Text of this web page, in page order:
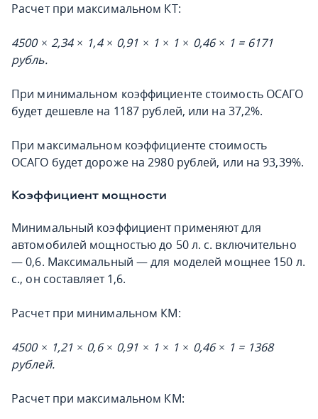
Расчет при максимальном КТ:
4500 × 2,34 × 1,4 × 0,91 × 1 × 1 × 0,46 × 1 = 6171
рубль.
При минимальном коэффициенте стоимость ОСАГО
будет дешевле на 1187 рублей, или на 37,2%.
При максимальном коэффициенте стоимость
ОСАГО будет дороже на 2980 рублей, или на 93,39%.
Коэффициент мощности
Минимальный коэффициент применяют для
автомобилей мощностью до 50 л. с. включительно
— 0,6. Максимальный — для моделей мощнее 150 л.
с., он составляет 1,6.
Расчет при минимальном КМ:
4500 × 1,21 × 0,6 × 0,91 × 1 × 1 × 0,46 × 1 = 1368
рублей.
Расчет при максимальном КМ: